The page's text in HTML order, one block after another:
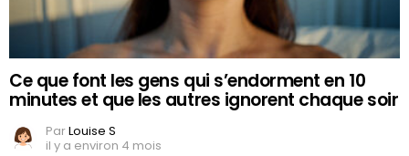
Ce que font les gens qui s’endorment en 10
minutes et que les autres ignorent chaque soir
ParLouise S
il y a environ 4 mois